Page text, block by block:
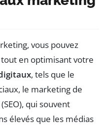
vous pouvez
en optimisant votre
, tels que le
le marketing de
qui souvent
élevés que les médias